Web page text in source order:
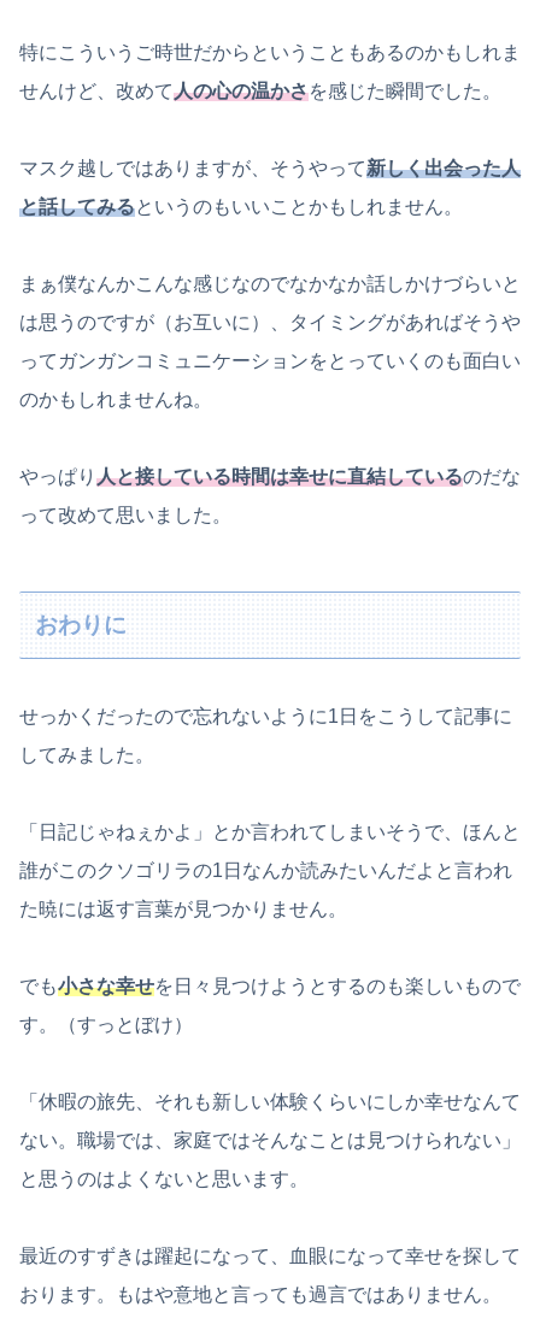
特にこういうご時世だからということもあるのかもしれま
せんけど、改めて人の心の温かさを感じた瞬間でした。
マスク越しではありますが、そうやって新しく出会った人
と話してみるというのもいいことかもしれません。
まぁ僕なんかこんな感じなのでなかなか話しかけづらいと
は思うのですが（お互いに）、タイミングがあればそうや
ってガンガンコミュニケーションをとっていくのも面白い
のかもしれませんね。
やっぱり 人と接している時間は幸せに直結しているのだな
って改めて思いました。
おわりに
せっかくだったので忘れないように1日をこうして記事に
してみました。
「日記じゃねぇかよ」とか言われてしまいそうで、ほんと
誰がこのクソゴリラの1日なんか読みたいんだよと言われ
た暁には返す言葉が見つかりません。
でも小さな幸せを日々見つけようとするのも楽しいもので
す。（すっとぼけ）
「休暇の旅先、それも新しい体験くらいにしか幸せなんて
ない。職場では、家庭ではそんなことは見つけられない」
と思うのはよくないと思います。
最近のすずきは躍起になって、血眼になって幸せを探して
おります。もはや意地と言っても過言ではありません。